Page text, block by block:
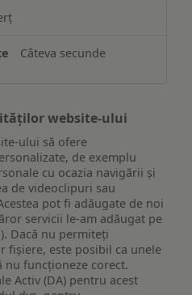
Câteva secunde
website-ului
ului să ofere
de exemplu
cu ocazia navigării și
de videoclipuri sau
pot fi adăugate de noi
servicii le-am adăugat pe
Dacă nu permiteți
fișiere, este posibil ca unele
nu funcționeze corect.
Activ (DA) pentru acest